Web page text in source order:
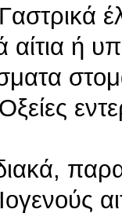
αίτια ή